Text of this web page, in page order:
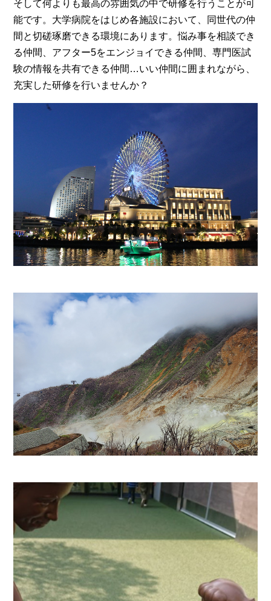
そして何よりも最高の雰囲気の中で研修を行うことが可
能です。大学病院をはじめ各施設において、同世代の仲
間と切磋琢磨できる環境にあります。悩み事を相談でき
る仲間、アフター5をエンジョイできる仲間、専門医試
験の情報を共有できる仲間…いい仲間に囲まれながら、
充実した研修を行いませんか？